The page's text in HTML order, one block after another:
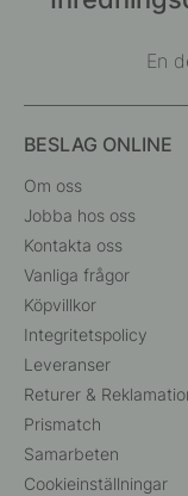
En
BESLAG ONLINE
Om oss
Jobba hos oss
Kontakta oss
Vanliga frågor
Köpvillkor
Integritetspolicy
Leveranser
Returer &
Prismatch
Samarbeten
Cookieinställningar